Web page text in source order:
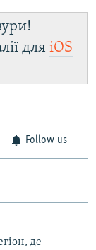
для iOS
Follow us
де